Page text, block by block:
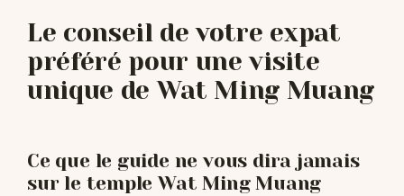
Le conseil de votre expat
préféré pour une visite
unique de Wat Ming Muang
Ce que le guide ne vous dira jamais
sur le temple Wat Ming Muang